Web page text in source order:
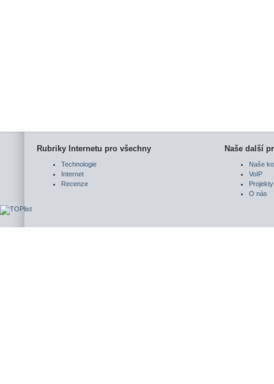
Rubriky Internetu pro všechny
Technologie
Internet
Recenze
Naše další
Naše
VoIP
Projekty
O nás